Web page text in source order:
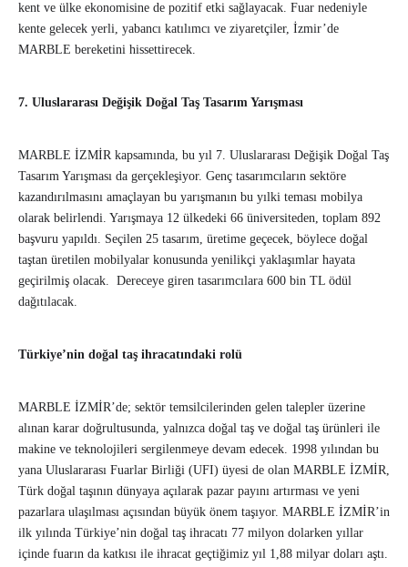
kent ve ülke ekonomisine de pozitif etki sağlayacak. Fuar nedeniyle
kente gelecek yerli, yabancı katılımcı ve ziyaretçiler, İzmir’de
MARBLE bereketini hissettirecek.
7. Uluslararası Değişik Doğal Taş Tasarım Yarışması
MARBLE İZMİR kapsamında, bu yıl 7. Uluslararası Değişik Doğal Taş
Tasarım Yarışması da gerçekleşiyor. Genç tasarımcıların sektöre
kazandırılmasını amaçlayan bu yarışmanın bu yılki teması mobilya
olarak belirlendi. Yarışmaya 12 ülkedeki 66 üniversiteden, toplam 892
başvuru yapıldı. Seçilen 25 tasarım, üretime geçecek, böylece doğal
taştan üretilen mobilyalar konusunda yenilikçi yaklaşımlar hayata
geçirilmiş olacak. Dereceye giren tasarımcılara 600 bin TL ödül
dağıtılacak.
Türkiye’nin doğal taş ihracatındaki rolü
MARBLE İZMİR’de; sektör temsilcilerinden gelen talepler üzerine
alınan karar doğrultusunda, yalnızca doğal taş ve doğal taş ürünleri ile
makine ve teknolojileri sergilenmeye devam edecek. 1998 yılından bu
yana Uluslararası Fuarlar Birliği (UFI) üyesi de olan MARBLE İZMİR,
Türk doğal taşının dünyaya açılarak pazar payını artırması ve yeni
pazarlara ulaşılması açısından büyük önem taşıyor. MARBLE İZMİR’in
ilk yılında Türkiye’nin doğal taş ihracatı 77 milyon dolarken yıllar
içinde fuarın da katkısı ile ihracat geçtiğimiz yıl 1,88 milyar doları aştı.